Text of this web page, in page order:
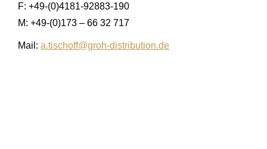
F: +49-(0)4181-92883-190
M: +49-(0)173 – 66 32 717
Mail: a.tischoff@groh-distribution.de